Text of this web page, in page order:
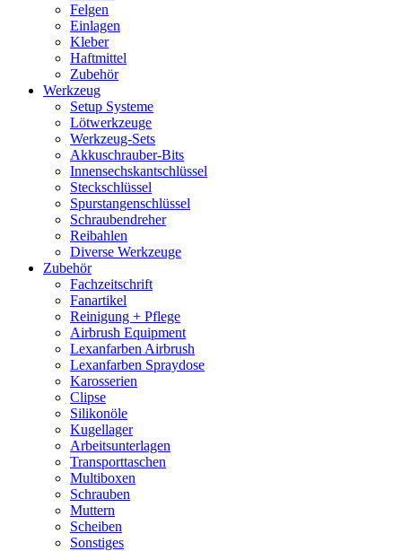
Felgen
Einlagen
Kleber
Haftmittel
Zubehör
Werkzeug
Setup Systeme
Lötwerkzeuge
Werkzeug-Sets
Akkuschrauber-Bits
Innensechskantschlüssel
Steckschlüssel
Spurstangenschlüssel
Schraubendreher
Reibahlen
Diverse Werkzeuge
Zubehör
Fachzeitschrift
Fanartikel
Reinigung + Pflege
Airbrush Equipment
Lexanfarben Airbrush
Lexanfarben Spraydose
Karosserien
Clipse
Silikonöle
Kugellager
Arbeitsunterlagen
Transporttaschen
Multiboxen
Schrauben
Muttern
Scheiben
Sonstiges